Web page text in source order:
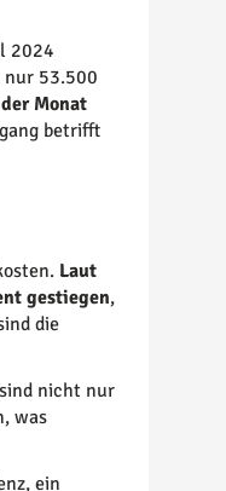
2024
nur 53.500
Monat
betrifft
Laut
gestiegen,
die
nicht nur
was
ein